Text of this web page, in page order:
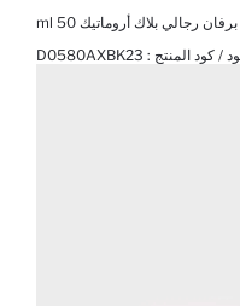
برفان رجالي بلاك أروماتيك 50 ml
/ كود المنتج : D0580AXBK23